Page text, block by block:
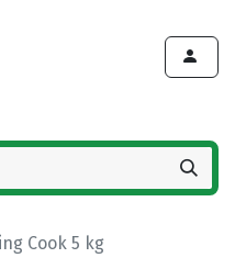
Cook 5 kg